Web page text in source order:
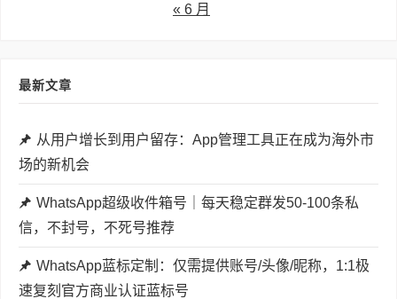
« 6 月
最新文章
从用户增长到用户留存：App管理工具正在成为海外市
场的新机会
WhatsApp超级收件箱号｜每天稳定群发50-100条私
信，不封号，不死号推荐
WhatsApp蓝标定制：仅需提供账号/头像/昵称，1:1极
速复刻官方商业认证蓝标号